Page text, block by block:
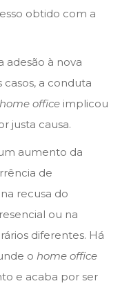
obtido com a
adesão à nova
a conduta
home office implicou
justa causa.
aumento da
de
recusa do
ou na
diferentes. Há
o home office
e acaba por ser